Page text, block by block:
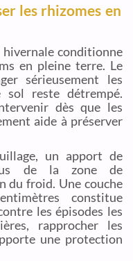
les rhizomes en
conditionne
en pleine terre. Le
sérieusement les
reste détrempé.
dès que les
aide à préserver
un apport de
de la zone de
du froid. Une couche
constitue
les épisodes les
rapprocher les
une protection